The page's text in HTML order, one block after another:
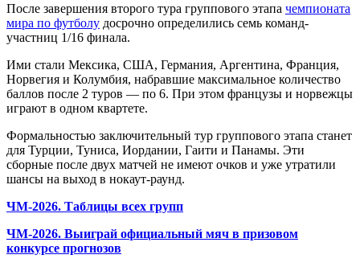
После завершения второго тура группового этапа чемпионата
мира по футболу досрочно определились семь команд-
участниц 1/16 финала.
Ими стали Мексика, США, Германия, Аргентина, Франция,
Норвегия и Колумбия, набравшие максимальное количество
баллов после 2 туров — по 6. При этом французы и норвежцы
играют в одном квартете.
Формальностью заключительный тур группового этапа станет
для Турции, Туниса, Иордании, Гаити и Панамы. Эти
сборные после двух матчей не имеют очков и уже утратили
шансы на выход в нокаут-раунд.
ЧМ-2026. Таблицы всех групп
ЧМ-2026. Выиграй официальный мяч в призовом
конкурсе прогнозов